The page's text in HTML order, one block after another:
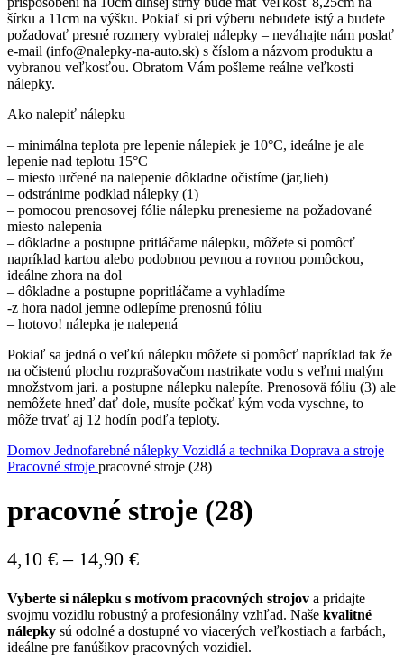
šírku a 11cm na výšku. Pokiaľ si pri výberu nebudete istý a budete
požadovať presné rozmery vybratej nálepky – neváhajte nám poslať
e-mail (info@nalepky-na-auto.sk) s číslom a názvom produktu a
vybranou veľkosťou. Obratom Vám pošleme reálne veľkosti
nálepky.
Ako nalepiť nálepku
– minimálna teplota pre lepenie nálepiek je 10°C, ideálne je ale
lepenie nad teplotu 15°C
– miesto určené na nalepenie dôkladne očistíme (jar,lieh)
– odstránime podklad nálepky (1)
– pomocou prenosovej fólie nálepku prenesieme na požadované
miesto nalepenia
– dôkladne a postupne pritláčame nálepku, môžete si pomôcť
napríklad kartou alebo podobnou pevnou a rovnou pomôckou,
ideálne zhora na dol
– dôkladne a postupne popritláčame a vyhladíme
-z hora nadol jemne odlepíme prenosnú fóliu
– hotovo! nálepka je nalepená
Pokiaľ sa jedná o veľkú nálepku môžete si pomôcť napríklad tak že
na očistenú plochu rozprašovačom nastrikate vodu s veľmi malým
množstvom jari. a postupne nálepku nalepíte. Prenosovä fóliu (3) ale
nemôžete hneď dať dole, musíte počkať kým voda vyschne, to
môže trvať aj 12 hodín podľa teploty.
Domov Jednofarebné nálepky Vozidlá a technika Doprava a stroje
Pracovné stroje pracovné stroje (28)
pracovné stroje (28)
4,10 € – 14,90 €Price
4,10 €
through
14,90 €
Vyberte si nálepku s motívom pracovných strojov a pridajte
svojmu vozidlu robustný a profesionálny vzhľad. Naše kvalitné
nálepky sú odolné a dostupné vo viacerých veľkostiach a farbách,
ideálne pre fanúšikov pracovných vozidiel.